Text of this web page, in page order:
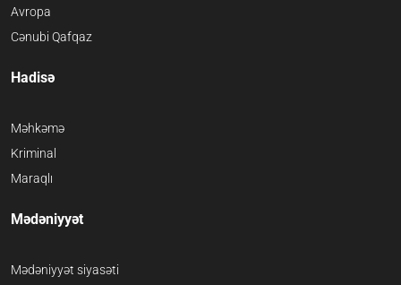
Avropa
Cənubi Qafqaz
Hadisə
Məhkəmə
Kriminal
Maraqlı
Mədəniyyət
Mədəniyyət siyasəti